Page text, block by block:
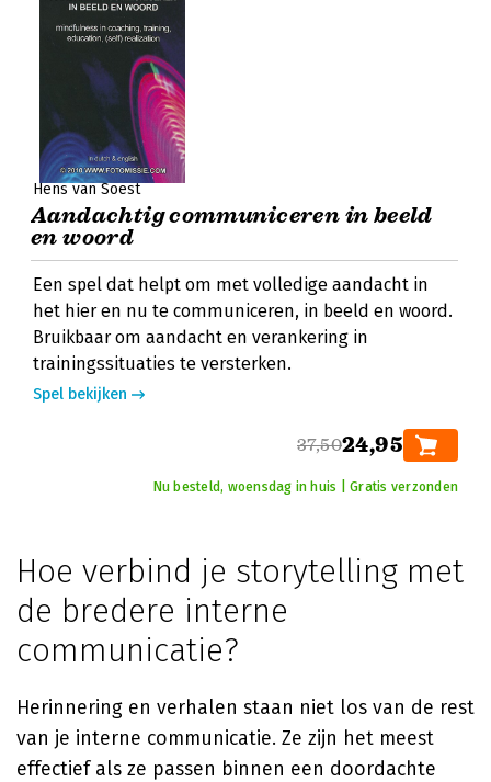
Hens van Soest
Aandachtig communiceren in beeld
en woord
Een spel dat helpt om met volledige aandacht in
het hier en nu te communiceren, in beeld en woord.
Bruikbaar om aandacht en verankering in
trainingssituaties te versterken.
Spel bekijken
37,5024,95
Nu besteld, woensdag in huis | Gratis verzonden
Hoe verbind je storytelling met
de bredere interne
communicatie?
Herinnering en verhalen staan niet los van de rest
van je interne communicatie. Ze zijn het meest
effectief als ze passen binnen een doordachte